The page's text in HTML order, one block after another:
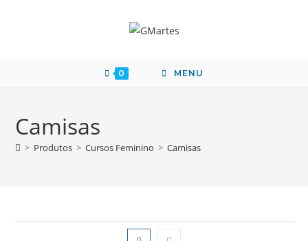
0 MENU
Camisas
> Produtos > Cursos Feminino > Camisas